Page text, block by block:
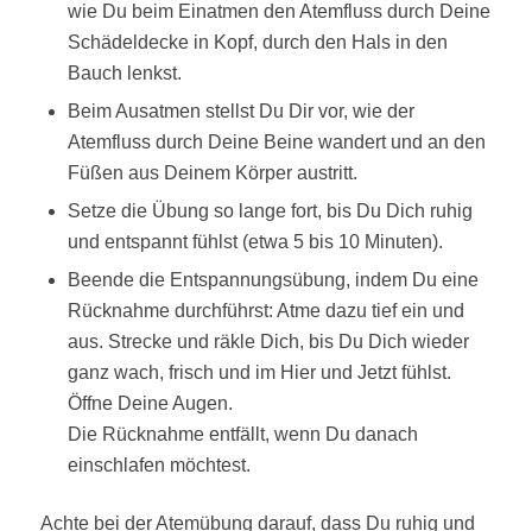
wie Du beim Einatmen den Atemfluss durch Deine
Schädeldecke in Kopf, durch den Hals in den
Bauch lenkst.
Beim Ausatmen stellst Du Dir vor, wie der
Atemfluss durch Deine Beine wandert und an den
Füßen aus Deinem Körper austritt.
Setze die Übung so lange fort, bis Du Dich ruhig
und entspannt fühlst (etwa 5 bis 10 Minuten).
Beende die Entspannungsübung, indem Du eine
Rücknahme durchführst: Atme dazu tief ein und
aus. Strecke und räkle Dich, bis Du Dich wieder
ganz wach, frisch und im Hier und Jetzt fühlst.
Öffne Deine Augen.
Die Rücknahme entfällt, wenn Du danach
einschlafen möchtest.
Achte bei der Atemübung darauf, dass Du ruhig und